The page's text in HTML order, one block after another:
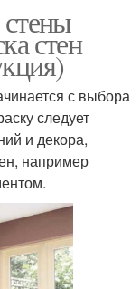
стен
с выбора
следует
и декора,
например